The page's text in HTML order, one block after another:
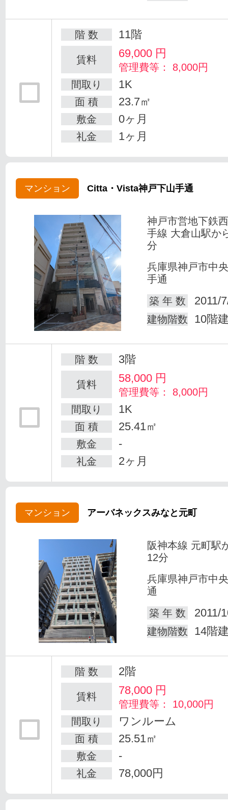
階 数 11階
賃料 69,000 円
管理費等： 8,000円
間取り
1K
面 積 23.7㎡
敷金 0ヶ月
礼金 1ヶ月
マンション Citta・Vista神戸下山手通
神戸市営地下鉄
手線 大倉山駅か
分
兵庫県神戸市中
手通
築 年 数
2011/
建物階数 10階
階 数 3階
賃料 58,000 円
管理費等： 8,000円
間取り
1K
面 積 25.41㎡
敷金 -
礼金 2ヶ月
マンション アーバネックスみなと元町
阪神本線 元町駅
12分
兵庫県神戸市中
通
築 年 数
2011/
建物階数 14階
階 数 2階
賃料 78,000 円
管理費等： 10,000円
間取り
ワンルーム
面 積 25.51㎡
敷金 -
礼金 78,000円